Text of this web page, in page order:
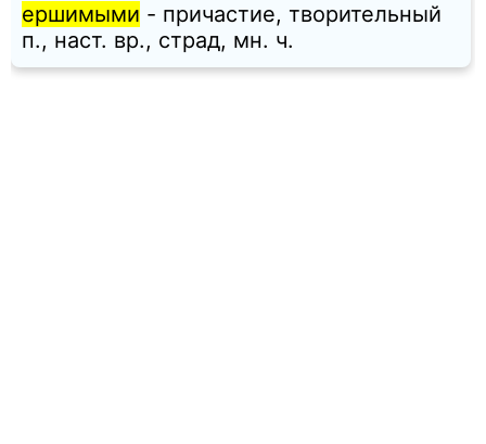
ершимыми - причастие, творительный
п., наст. вр., страд, мн. ч.